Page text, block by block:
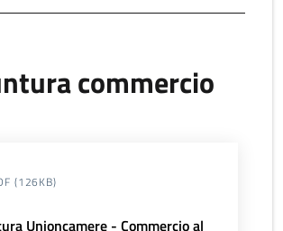
commercio
(126KB)
Unioncamere - Commercio al